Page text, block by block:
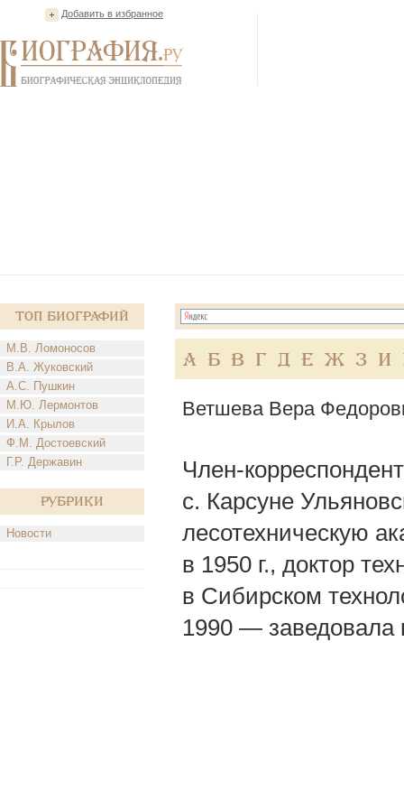
Добавить в избранное
Топ Биографий
М.В. Ломоносов
В.А. Жуковский
А.С. Пушкин
М.Ю. Лермонтов
И.А. Крылов
Ф.М. Достоевский
Г.Р. Державин
Рубрики
Новости
А Б В Г Д Е Ж З И
Ветшева Вера
Член-
с. Карсуне
лесотехническую
в 1950 г., доктор
в Сибирском
1990 — заведовала